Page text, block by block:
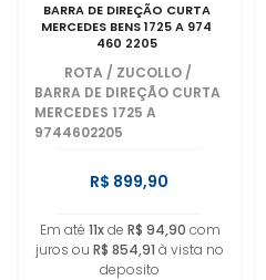
BARRA DE DIREÇÃO CURTA
MERCEDES BENS 1725 A 974
460 2205
ROTA / ZUCOLLO /
BARRA DE DIREÇÃO CURTA
MERCEDES 1725 A
9744602205
R$ 899,90
Em até 11xde R$ 94,90 com
juros ou R$ 854,91 à vista no
deposito